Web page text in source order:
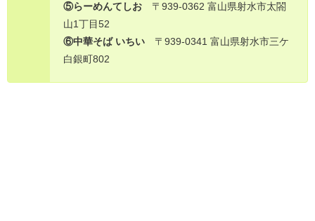
⑤らーめんてしお〒939-0362 富山県射水市太閤
山1丁目52
⑥中華そば いちい〒939-0341 富山県射水市三ケ
白銀町802